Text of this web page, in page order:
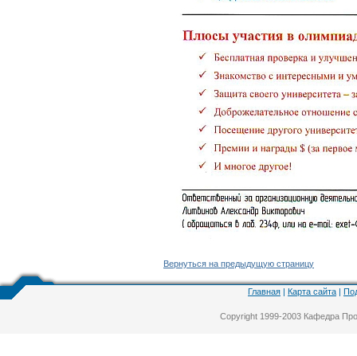
Вернуться на предыдущую страницу
Главная | Карта сайта |
Copyright 1999-2003 Кафедра